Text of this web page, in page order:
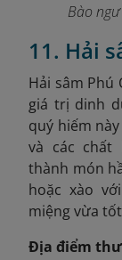
Bào
11. Hải
Hải sâm Phú
giá trị dinh
quý hiếm
và các chất
thành món
hoặc xào
miệng vừa
Địa điểm